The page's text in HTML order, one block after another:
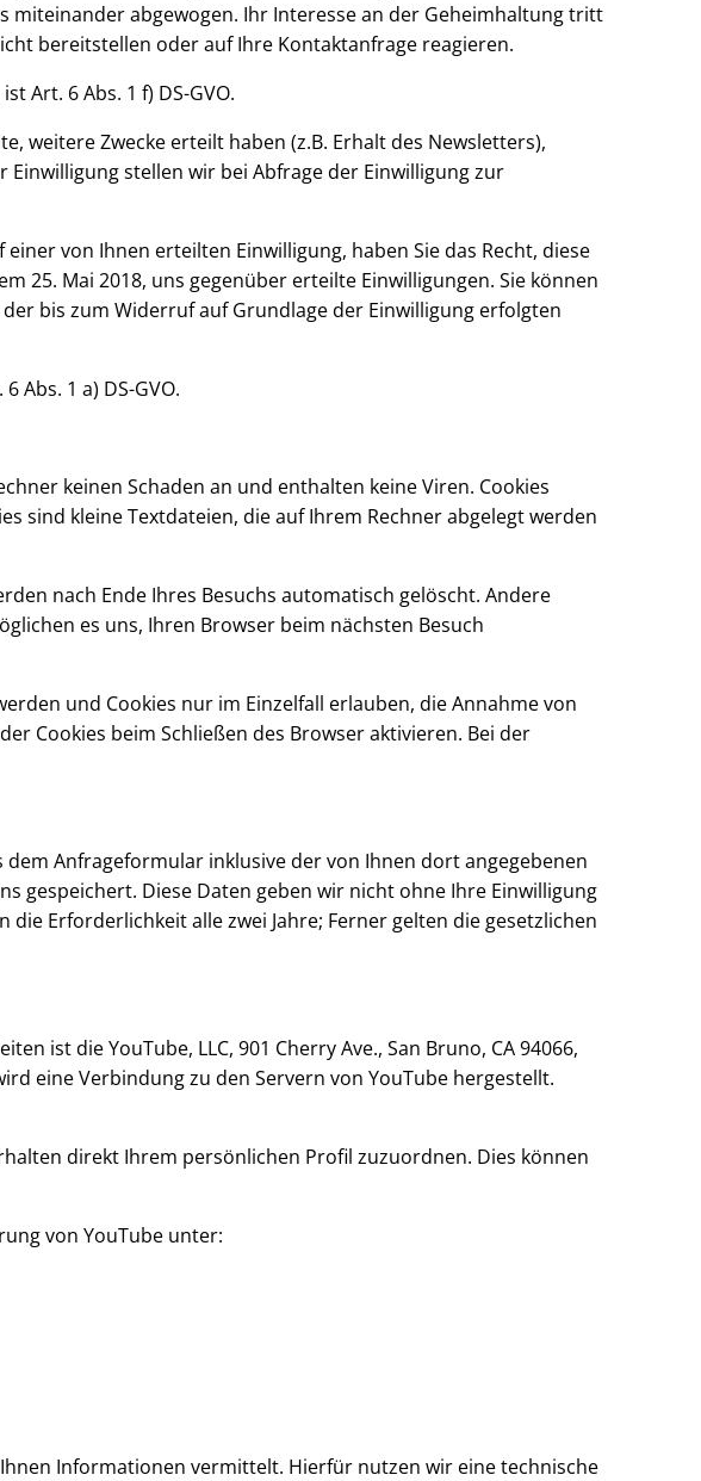
miteinander abgewogen. Ihr Interesse an der Geheimhaltung tritt
bereitstellen oder auf Ihre Kontaktanfrage reagieren.
Art. 6 Abs. 1 f) DS-GVO.
weitere Zwecke erteilt haben (z.B. Erhalt des Newsletters),
stellen wir bei Abfrage der Einwilligung zur
von Ihnen erteilten Einwilligung, haben Sie das Recht, diese
25. Mai 2018, uns gegenüber erteilte Einwilligungen. Sie können
bis zum Widerruf auf Grundlage der Einwilligung erfolgten
Abs. 1 a) DS-GVO.
keinen Schaden an und enthalten keine Viren. Cookies
sind kleine Textdateien, die auf Ihrem Rechner abgelegt werden
nach Ende Ihres Besuchs automatisch gelöscht. Andere
es uns, Ihren Browser beim nächsten Besuch
und Cookies nur im Einzelfall erlauben, die Annahme von
Cookies beim Schließen des Browser aktivieren. Bei der
Anfrageformular inklusive der von Ihnen dort angegebenen
gespeichert. Diese Daten geben wir nicht ohne Ihre Einwilligung
Erforderlichkeit alle zwei Jahre; Ferner gelten die gesetzlichen
ist die YouTube, LLC, 901 Cherry Ave., San Bruno, CA 94066,
eine Verbindung zu den Servern von YouTube hergestellt.
direkt Ihrem persönlichen Profil zuzuordnen. Dies können
von YouTube unter:
Informationen vermittelt. Hierfür nutzen wir eine technische